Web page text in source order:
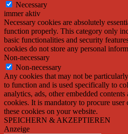
Necessary
immer aktiv
Necessary cookies are absolutely
function properly. This category only
basic functionalities and security
cookies do not store any personal
Non-necessary
Non-necessary
Any cookies that may not be
to function and is used specifically to
analytics, ads, other embedded contents
cookies. It is mandatory to procure
these cookies on your website.
SPEICHERN & AKZEPTIEREN
Anzeige